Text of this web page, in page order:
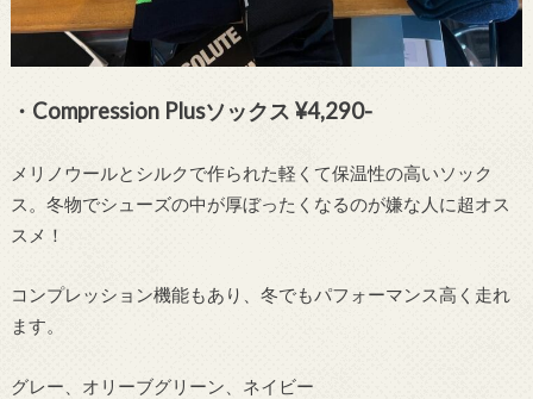
・Compression Plusソックス ¥4,290-
メリノウールとシルクで作られた軽くて保温性の高いソック
ス。冬物でシューズの中が厚ぼったくなるのが嫌な人に超オス
スメ！
コンプレッション機能もあり、冬でもパフォーマンス高く走れ
ます。
グレー、オリーブグリーン、ネイビー